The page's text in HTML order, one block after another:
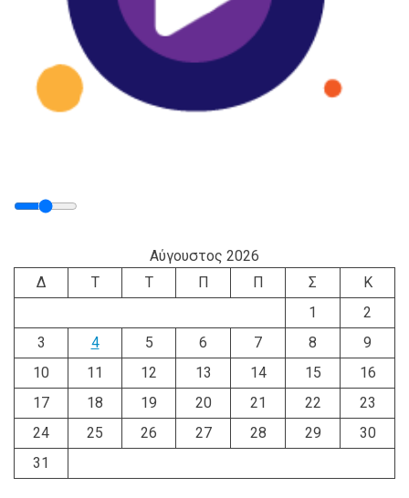
Αύγουστος 2026
Δ
Τ Τ Π Π Σ
Κ
1
2
3
4 5 6 7 8
9
10
11 12 13 14 15
16
17
18 19 20 21 22
23
24
25 26 27 28 29
30
31